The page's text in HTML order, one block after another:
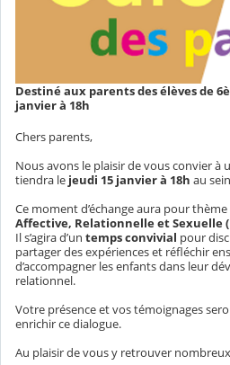
Destiné aux parents des élèves de
janvier à 18h
Chers parents,
Nous avons le plaisir de vous convier à
tiendra le jeudi 15 janvier à 18h au
Ce moment d’échange aura pour thème
Affective, Relationnelle et Sexuelle
Il s’agira d’un temps convivial pour
partager des expériences et réfléchir
d’accompagner les enfants dans leur
relationnel.
Votre présence et vos témoignages
enrichir ce dialogue.
Au plaisir de vous y retrouver